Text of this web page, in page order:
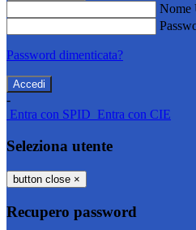
Nome
Password dimenticata?
-
Entra con SPID Entra con CIE
Seleziona utente
button close ×
Recupero password